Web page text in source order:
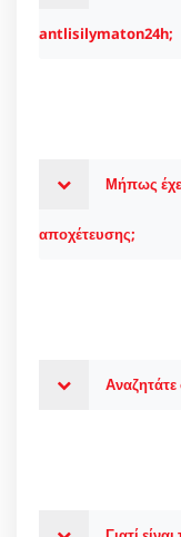
antlisilymaton24h;
Μήπως
αποχέτευσης;